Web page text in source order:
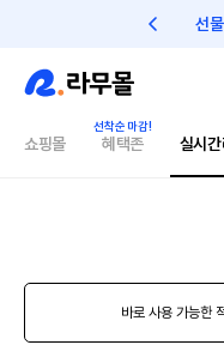
선
쇼핑몰 혜택존 실시
바로 사용 가능한